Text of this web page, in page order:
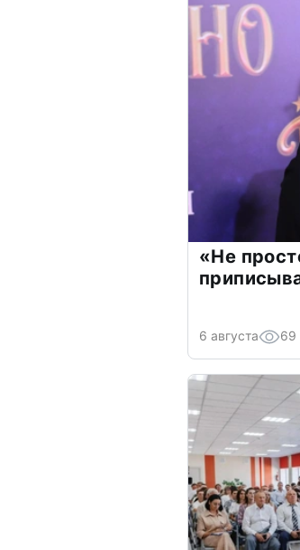
«Не
6 августа 69